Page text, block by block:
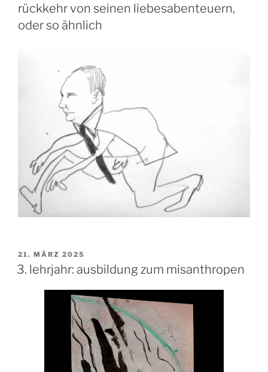
rückkehr von seinen liebesabenteuern,
oder so ähnlich
VERÖFFENTLICHT
AM
21. MÄRZ 2025
3. lehrjahr: ausbildung zum misanthropen